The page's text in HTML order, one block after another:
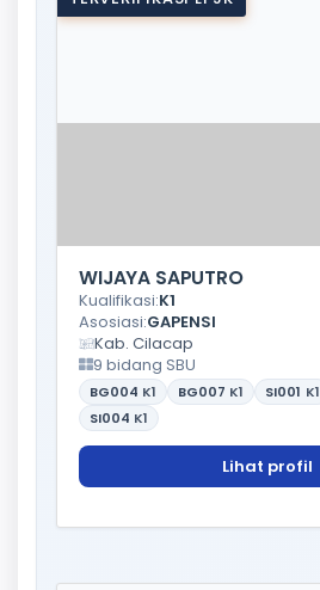
WIJAYA SAPUTRO
Kualifikasi:K1
Asosiasi:GAPENSI
Kab. Cilacap
9 bidang SBU
BG004 K1 BG007 K1 SI001 K1
SI004 K1
Lihat profil